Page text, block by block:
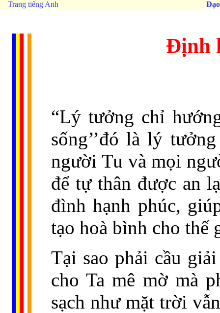
Trang tiếng Anh
Định
“Lý tưởng chỉ
sống’’đó là lý
người Tu và mọi
để tự thân được an
đình hạnh phúc,
tạo hoà bình cho
Tại sao phải cầu
cho Ta mê mờ mà
sạch như mặt trời